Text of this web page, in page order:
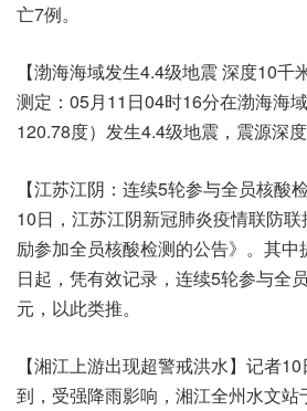
亡7例。
【渤海海域发生4.4级地震 深度10
测定：05月11日04时16分在渤海海
120.78度）发生4.4级地震，震源深度
【江苏江阴：连续5轮参与全员核酸
10日，江苏江阴新冠肺炎疫情联防
励参加全员核酸检测的公告》。其中
日起，凭有效记录，连续5轮参与全
元，以此类推。
【湘江上游出现超警戒洪水】记者
到，受强降雨影响，湘江全州水文